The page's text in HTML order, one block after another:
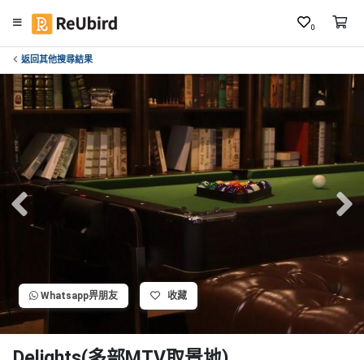
0
返回其他搜尋結果
繁
中
E
登
入
服
務
及
Whatsapp畀朋友 收藏